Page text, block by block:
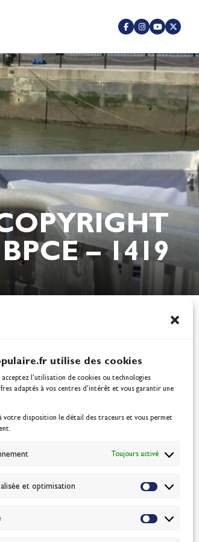
utilise des cookies
l’utilisation de cookies ou technologies
adaptés à vos centres d’intérêt et vous garantir une
votre disposition le détail des traceurs et vous permet
Toujours activé
et optimisation
BPCE – 1419
100% Glisse - Écoles
VOUS
la